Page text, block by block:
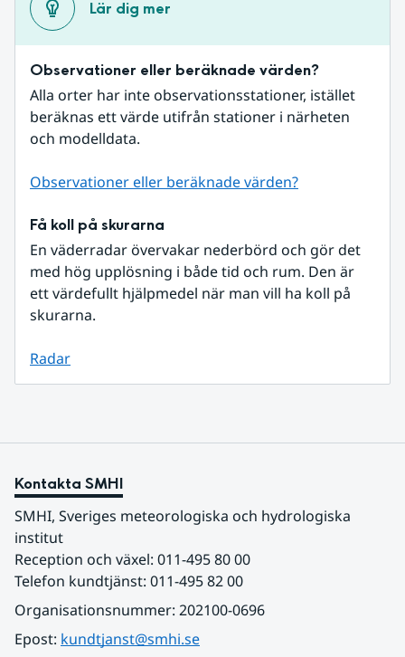
Lär dig mer
Observationer eller beräknade värden?
Alla orter har inte observationsstationer, istället
beräknas ett värde utifrån stationer i närheten
och modelldata.
Observationer eller beräknade värden?
Få koll på skurarna
En väderradar övervakar nederbörd och gör det
med hög upplösning i både tid och rum. Den är
ett värdefullt hjälpmedel när man vill ha koll på
skurarna.
Radar
Kontakta SMHI
SMHI, Sveriges meteorologiska och hydrologiska
institut
Reception och växel: 011-495 80 00
Telefon kundtjänst: 011-495 82 00
Organisationsnummer: 202100-0696
Epost: kundtjanst@smhi.se